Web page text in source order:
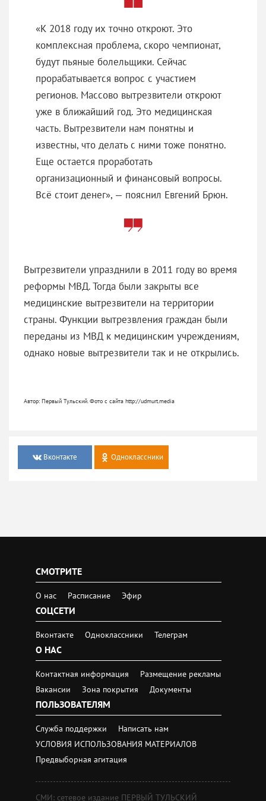
«К 2018 году их точно откроют. Это
комплексная проблема, скоро чемпионат,
будут пьяные болельщики. Сейчас
прорабатывается вопрос с участием
регионов. Массово вытрезвители откроют
уже в ближайший год. Это медицинская
часть. Вытрезвители нам понятны и
известны, что делать с ними тоже понятно.
Еще остается проработать
организационный и финансовый вопросы.
Всё стоит денег», — пояснил Евгений Брюн.
Вытрезвители упразднили в 2011 году во время
реформы МВД. Тогда были закрыты все
медицинские вытрезвители на территории
страны. Функции вытрезвления граждан были
переданы из МВД к медицинским учреждениям,
однако новые вытрезвители так и не открылись.
Автор: Первый Тульский. Фото с сайта http://udmurt.media
Вконтакте Одноклассники
СМОТРИТЕ
О нас Расписание Эфир
СОЦСЕТИ
Вконтакте Одноклассники Телеграм
О НАС
Контактная информация
Размещение рекламы
Вакансии
Зона покрытия Документы
ПОЛЬЗОВАТЕЛЯМ
Служба поддержки
Написать нам
УСЛОВИЯ ИСПОЛЬЗОВАНИЯ МАТЕРИАЛОВ
Предвыборная агитация
СМИ: сетевое издание ПЕРВЫЙ ТУЛЬСКИЙ